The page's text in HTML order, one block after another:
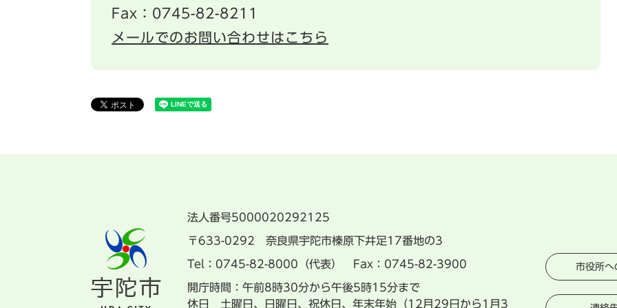
Fax：0745-82-8211
メールでのお問い合わせはこちら
法人番号5000020292125
〒633-0292 奈良県宇陀市榛原下井足17番地の3
Tel：0745-82-8000（代表） Fax：0745-82-3900
開庁時間：午前8時30分から午後5時15分まで
休日 土曜日、日曜日、祝休日、年末年始（12月29日から1月3
市役所へ